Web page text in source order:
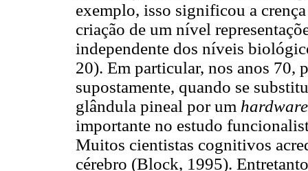
exemplo, isso significou a
criação de um nível
independente dos níveis
20). Em particular, nos anos 70,
supostamente, quando se
glândula pineal por um hardware
importante no estudo
Muitos cientistas cognitivos
cérebro (Block, 1995).